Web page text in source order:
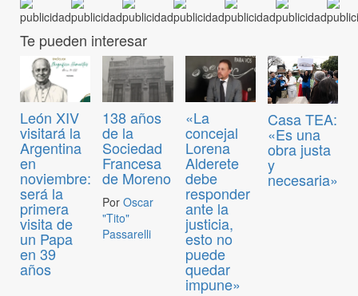
Te pueden interesar
León XIV
visitará la
Argentina
en
noviembre:
será la
primera
visita de
un Papa
en 39
años
138 años
de la
Sociedad
Francesa
de Moreno
PorOscar
"Tito"
Passarelli
«La
concejal
Lorena
Alderete
debe
responder
ante la
justicia,
esto no
puede
quedar
impune»
Casa TEA:
«Es una
obra justa
y
necesaria»